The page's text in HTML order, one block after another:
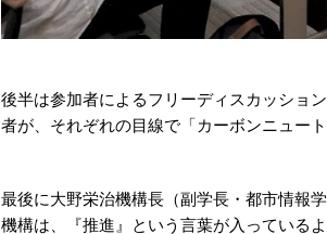
後半は参加者によるフリーディスカッショ
者が、それぞれの目線で「カーボンニュー
最後に大野栄治機構長（副学長・都市情報
機構は、『推進』という言葉が入っている